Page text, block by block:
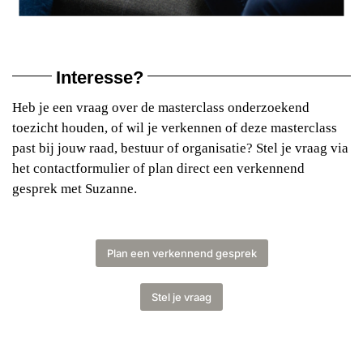
Interesse?
Heb je een vraag over de masterclass onderzoekend
toezicht houden, of wil je verkennen of deze masterclass
past bij jouw raad, bestuur of organisatie? Stel je vraag via
het contactformulier of plan direct een verkennend
gesprek met Suzanne.
Plan een verkennend gesprek
Stel je vraag